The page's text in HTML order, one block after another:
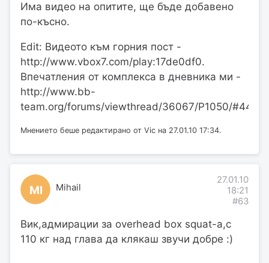
Има видео на опитите, ще бъде добавено
по-късно.
Edit: Видеото към горния пост -
http://www.vbox7.com/play:17de0df0.
Впечатления от комплекса в дневника ми -
http://www.bb-
team.org/forums/viewthread/36067/P1050/
Мнението беше редактирано от Vic на 27.01.10 17:34.
MI Mihail
27.01.10
18:21
#63
Вик,адмирации за overhead box squat-a,с
110 кг над глава да клякаш звучи добре :)